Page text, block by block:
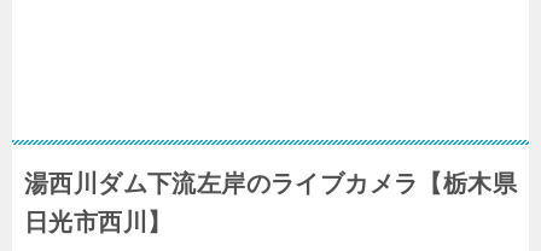
湯西川ダム下流左岸のライブカメラ【栃木県
日光市西川】